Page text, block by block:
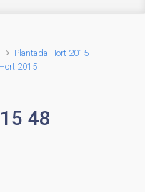
Plantada Hort 2015
2015
48